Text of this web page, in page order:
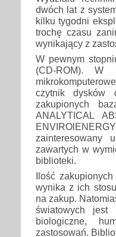
dwóch lat z
kilku tygodni
trochę czasu
wynikający z
W pewnym
(CD-ROM). W
czytnik dysków
zakupionych
ANALYTICAL
zainteresowany
zawartych w
biblioteki.
Ilość
wynika z ich
na zakup.
światowych jest
biologiczne,
zastosowań.